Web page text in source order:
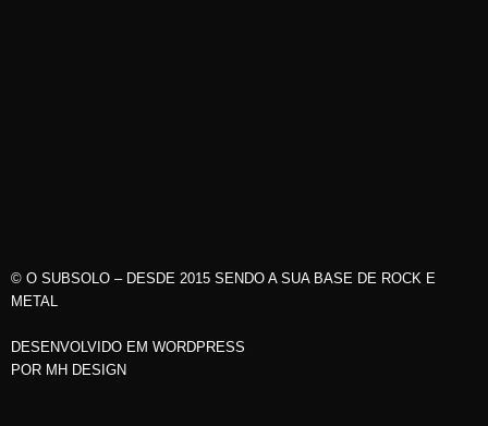
© O SUBSOLO – DESDE 2015 SENDO A SUA BASE DE ROCK E
METAL
DESENVOLVIDO EM WORDPRESS
POR MH DESIGN